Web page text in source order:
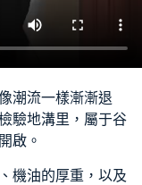
潮流一樣漸漸退
驗地溝里，屬于谷
啟。
機油的厚重，以及